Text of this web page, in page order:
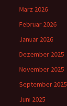
März 2026
Februar 2026
Januar 2026
Dezember 2025
November 2025
September 2025
Juni 2025